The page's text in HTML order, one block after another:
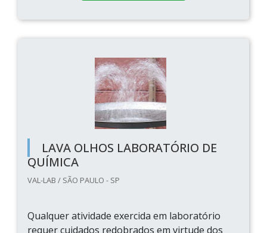
LAVA OLHOS LABORATÓRIO DE
QUÍMICA
VAL-LAB / SÃO PAULO - SP
Qualquer atividade exercida em laboratório
requer cuidados redobrados em virtude dos